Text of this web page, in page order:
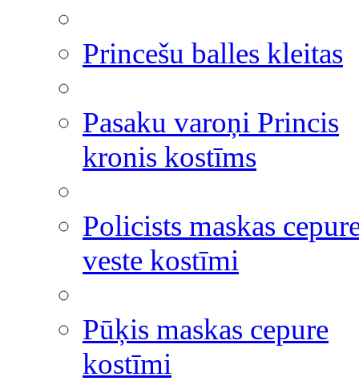
Princešu balles kleitas
Pasaku varoņi Princis
kronis kostīms
Policists maskas
veste kostīmi
Pūķis maskas cepure
kostīmi